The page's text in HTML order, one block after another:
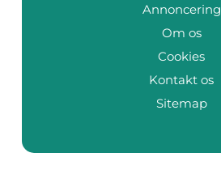
Annoncering
Om os
Cookies
Kontakt os
Sitemap